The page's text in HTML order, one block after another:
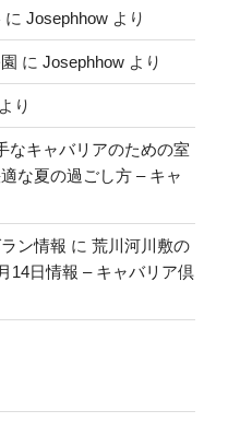
に Josephhow より
に Josephhow より
より
なキャバリアのための室
な夏の過ごし方 – キャ
ン情報 に 荒川河川敷の
日情報 – キャバリア倶